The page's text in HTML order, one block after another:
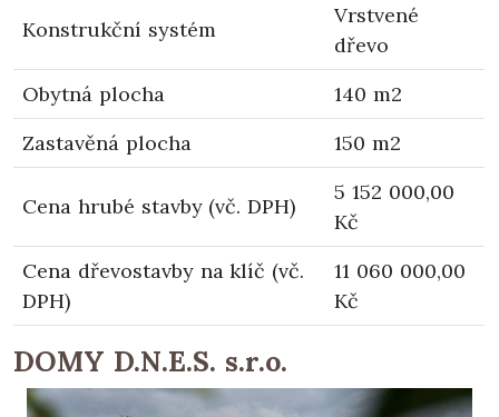
Konstrukční systém
Vrstvené
dřevo
Obytná plocha
140 m2
Zastavěná plocha
150 m2
Cena hrubé stavby (vč. DPH)
5 152 000,00
Kč
Cena dřevostavby na klíč (vč.
DPH)
11 060 000,00
Kč
DOMY D.N.E.S. s.r.o.